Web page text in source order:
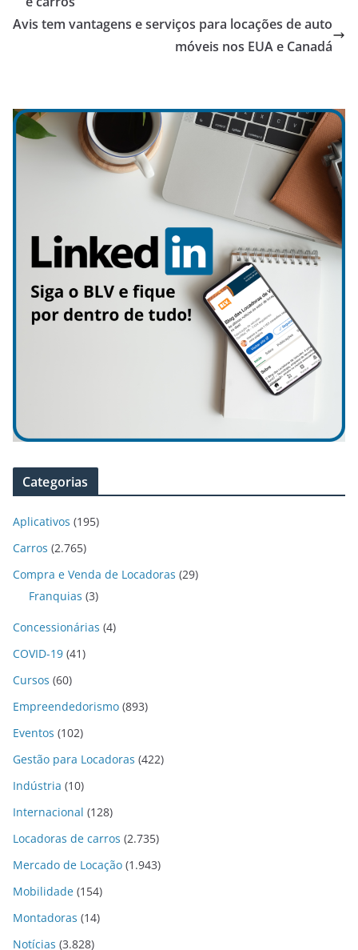
Avis tem vantagens e serviços para locações de auto
móveis nos EUA e Canadá
Categorias
Aplicativos (195)
Carros (2.765)
Compra e Venda de Locadoras (29)
Franquias (3)
Concessionárias (4)
COVID-19 (41)
Cursos (60)
Empreendedorismo (893)
Eventos (102)
Gestão para Locadoras (422)
Indústria (10)
Internacional (128)
Locadoras de carros (2.735)
Mercado de Locação (1.943)
Mobilidade (154)
Montadoras (14)
Notícias (3.828)